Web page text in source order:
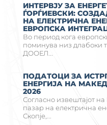
ИНТЕРВЈУ ЗА
ЃОРЃИЕВСКИ:
НА ЕЛЕКТРИЧНА
ЕВРОПСКА
Во период кога
поминува низ
ДООЕЛ...
ПОДАТОЦИ ЗА
ЕНЕРГИЈА НА
2026
Согласно извештајот
пазар на електрична
Скопје,...